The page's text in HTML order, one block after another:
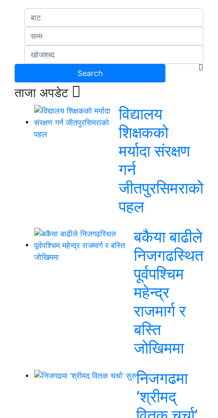
ताजा अपडेट
विद्यालय
शिक्षकको
मर्यादा संरक्षण
गर्न
जीतपुरसिमराको
पहल
बकैया बाढीले
निजगढस्थित
पूर्वपश्चिम
महेन्द्र
राजमार्ग र
बस्ति
जोखिममा
निजगढमा
‘श्रीमद्